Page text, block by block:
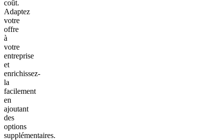
coût.
Adaptez
votre
offre
à
votre
entreprise
et
enrichissez-
la
facilement
en
ajoutant
des
options
supplémentaires.